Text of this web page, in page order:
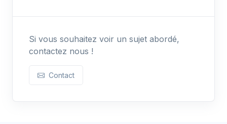
Si vous souhaitez voir un sujet abordé,
contactez nous !
Contact